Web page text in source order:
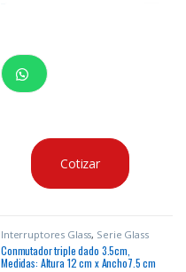
Cotizar
Interruptores Glass, Serie Glass
Conmutador triple dado 3.5cm,
Medidas: Altura 12 cm x Ancho7.5 cm